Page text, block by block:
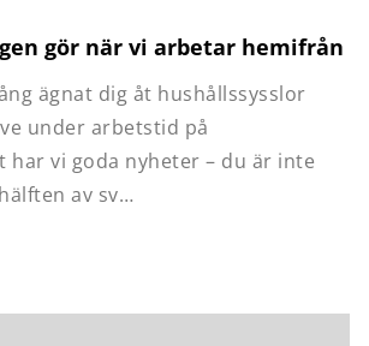
gör när vi arbetar hemifrån
ägnat dig åt hushållssysslor
under arbetstid på
har vi goda nyheter – du är inte
av sv…